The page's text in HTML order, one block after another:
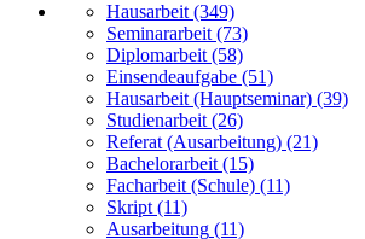
Hausarbeit (349)
Seminararbeit (73)
Diplomarbeit (58)
Einsendeaufgabe (51)
Hausarbeit (Hauptseminar) (39)
Studienarbeit (26)
Referat (Ausarbeitung) (21)
Bachelorarbeit (15)
Facharbeit (Schule) (11)
Skript (11)
Ausarbeitung (11)